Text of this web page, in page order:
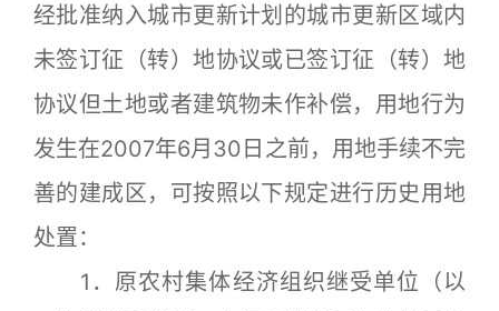
经批准纳入城市更新计划的城市更新区域内
未签订征（转）地协议或已签订征（转）地
协议但土地或者建筑物未作补偿，用地行为
发生在2007年6月30日之前，用地手续不完
善的建成区，可按照以下规定进行历史用地
处置：
1．原农村集体经济组织继受单位（以